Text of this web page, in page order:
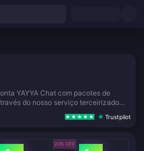
YAYYA Chat com pacotes de
do nosso serviço terceirizado
Trustpilot
20% OFF